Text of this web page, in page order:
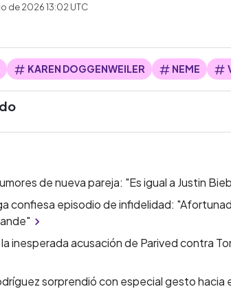
de 2026 13:02 UTC
KAREN DOGGENWEILER NEME
de nueva pareja: "Es igual a Justin
confiesa episodio de infidelidad:
inesperada acusación de Parived contra
sorprendió con especial gesto hacia